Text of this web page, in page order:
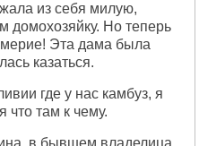
из себя милую,
домохозяйку. Но теперь
Эта дама была
казаться.
где у нас камбуз, я
что там к чему.
в бывшем владелица